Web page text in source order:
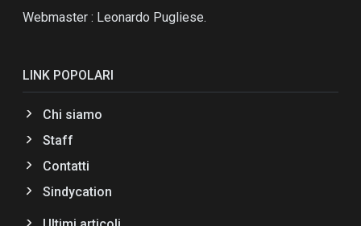
Webmaster : Leonardo Pugliese.
LINK POPOLARI
Chi siamo
Staff
Contatti
Sindycation